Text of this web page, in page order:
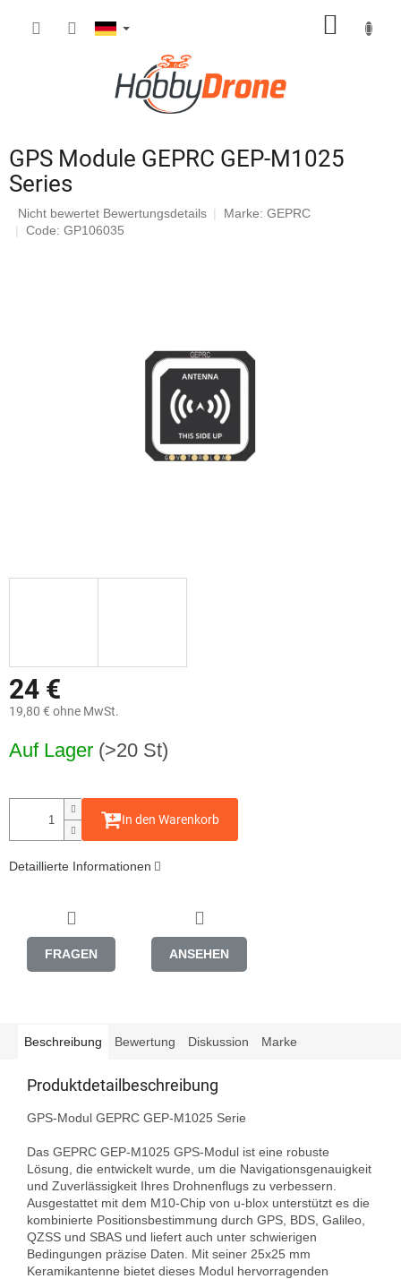
GPS Module GEPRC GEP-M1025
Series
Die
durchschnittliche
Nicht bewertet Bewertungsdetails Marke: GEPRC
Code: GP106035
24 €
19,80 € ohne MwSt.
Auf Lager (>20 St)
In den Warenkorb
Detaillierte Informationen
FRAGEN ANSEHEN
Beschreibung Bewertung Diskussion Marke
Produktdetailbeschreibung
GPS-Modul GEPRC GEP-M1025 Serie
Das GEPRC GEP-M1025 GPS-Modul ist eine robuste
Lösung, die entwickelt wurde, um die Navigationsgenauigkeit
und Zuverlässigkeit Ihres Drohnenflugs zu verbessern.
Ausgestattet mit dem M10-Chip von u-blox unterstützt es die
kombinierte Positionsbestimmung durch GPS, BDS, Galileo,
QZSS und SBAS und liefert auch unter schwierigen
Bedingungen präzise Daten. Mit seiner 25x25 mm
Keramikantenne bietet dieses Modul hervorragenden